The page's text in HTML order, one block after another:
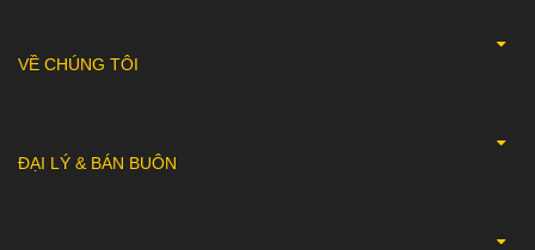
VỀ CHÚNG TÔI
ĐẠI LÝ & BÁN BUÔN